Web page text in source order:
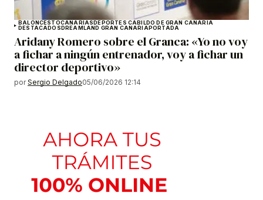
BALONCESTOCANARIASDEPORTES CABILDO DE GRAN CANARIA
DESTACADOSDREAMLAND GRAN CANARIAPORTADA
Aridany Romero sobre el Granca: «Yo no voy
a fichar a ningún entrenador, voy a fichar un
director deportivo»
por Sergio Delgado05/06/2026 12:14